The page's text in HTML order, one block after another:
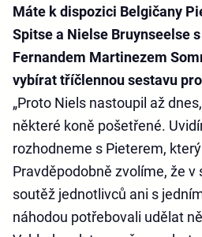
Máte k dispozici Belgičany
Spitse a Nielse Bruynseelse
Fernandem Martinezem
vybírat tříčlennou sestavu
„Proto Niels nastoupil až
některé koně pošetřené.
rozhodneme s Pieterem,
Pravděpodobně zvolíme, že v
soutěž jednotlivců ani s
náhodou potřebovali udělat